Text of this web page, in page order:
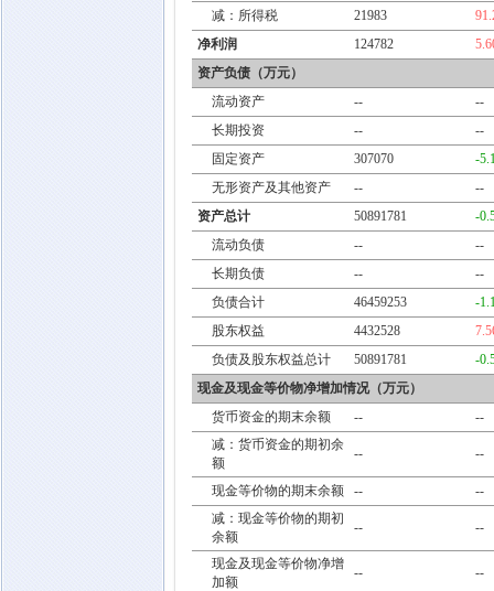
减：所得税
21983
净利润
124782
资产负债（万元）
流动资产
--
--
长期投资
--
--
固定资产
307070
-
无形资产及其他资产
--
--
资产总计
50891781
-
流动负债
--
--
长期负债
--
--
负债合计
46459253
-
股东权益
4432528
负债及股东权益总计
50891781
-
现金及现金等价物净增加情况（万元）
货币资金的期末余额
--
--
减：货币资金的期初余
额
-- --
现金等价物的期末余额 --
--
减：现金等价物的期初
余额
-- --
现金及现金等价物净增
加额
-- --